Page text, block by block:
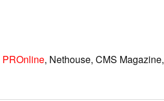
PROnline, Nethouse, CMS Magazine,